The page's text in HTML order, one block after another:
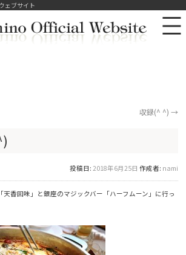
ェブサイト
収録(^ ^) →
投稿日: 2018年6月25日 作成者: nami
香回味」と銀座のマジックバー「ハーフムーン」に行っ